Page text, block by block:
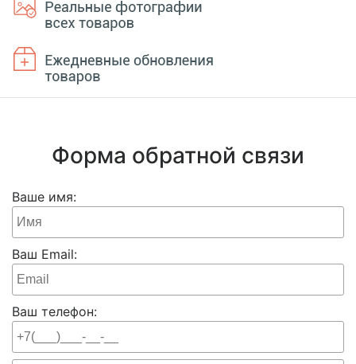
Форма обратной связи
Ваше имя:
Ваш Email:
Ваш телефон: